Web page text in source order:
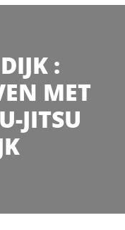
:
MET
JITSU